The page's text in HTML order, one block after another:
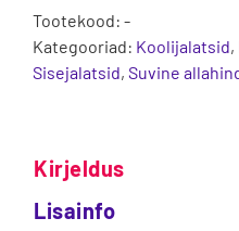
Tootekood: -
Kategooriad: Koolijalatsid,
Sisejalatsid, Suvine
Kirjeldus
Lisainfo